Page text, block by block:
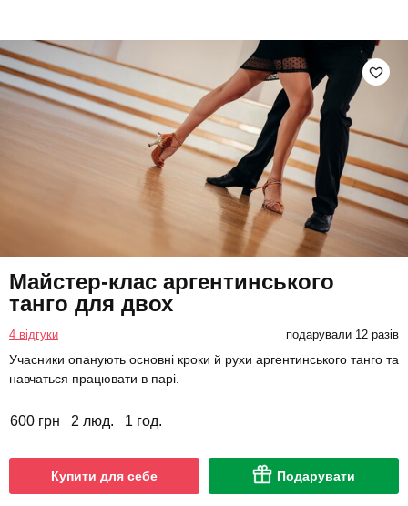
Майстер-клас аргентинського
танго для двох
4 відгуки подарували 12 разів
Учасники опанують основні кроки й рухи аргентинського танго та
навчаться працювати в парі.
600 грн 2 люд. 1 год.
Купити для себе Подарувати